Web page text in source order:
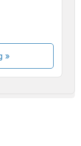
»
dalam